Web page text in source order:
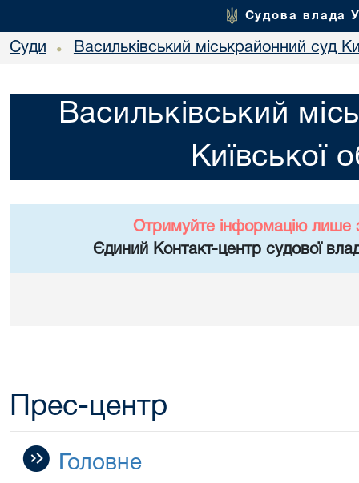
Судова влада
Суди • Васильківський міськрайонний суд
Васильківський
Київської
Отримуйте інформацію лише
Єдиний Контакт-центр судової
Прес-центр
Головне